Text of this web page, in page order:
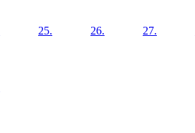
25. 26. 27.